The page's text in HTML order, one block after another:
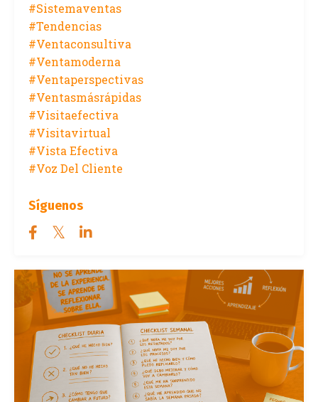
#sistemaventas
#tendencias
#ventaconsultiva
#ventamoderna
#ventaperspectivas
#ventasmásrápidas
#visitaefectiva
#visitavirtual
#vista Efectiva
#voz Del Cliente
Síguenos